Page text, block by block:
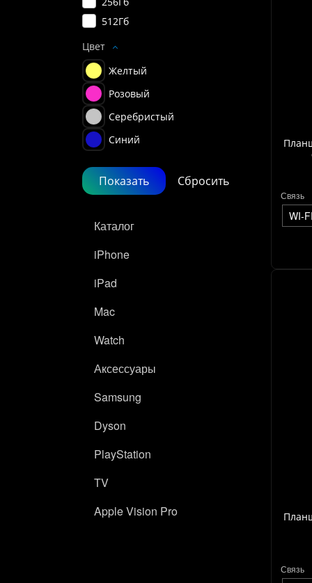
512Гб
Цвет
Желтый
Розовый
Серебристый
Синий
Каталог
iPhone
iPad
Mac
Watch
Аксессуары
Samsung
Dyson
PlayStation
TV
Apple Vision Pro
Связь
WI-FI
Связь